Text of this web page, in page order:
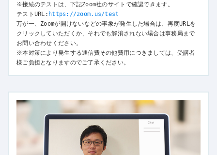
※接続のテストは、下記Zoom社のサイトで確認できます。
テストURL: https://zoom.us/test
万が一、Zoomが開けないなどの事象が発生した場合は、再度URLを
クリックしていただくか、それでも解消されない場合は事務局まで
お問い合わせください。
※本対策により発生する通信費その他費用につきましては、受講者
様ご負担となりますのでご了承ください。